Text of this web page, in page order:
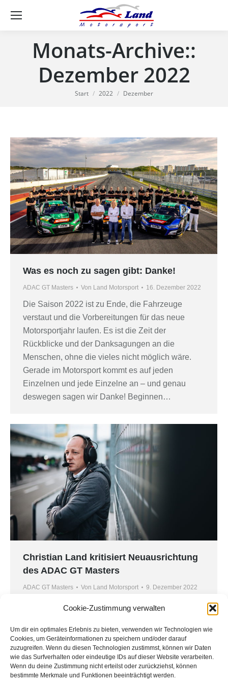
Cookie-Zustimmung verwalten
Um dir ein optimales Erlebnis zu bieten, verwenden wir Technologien wie
Cookies, um Geräteinformationen zu speichern und/oder darauf
zuzugreifen. Wenn du diesen Technologien zustimmst, können wir Daten
wie das Surfverhalten oder eindeutige IDs auf dieser Website verarbeiten.
Wenn du deine Zustimmung nicht erteilst oder zurückziehst, können
bestimmte Merkmale und Funktionen beeinträchtigt werden.
Monats-Archive::
Dezember 2022
Sie befinden sich hier:
Start 2022 Dezember
Was es noch zu sagen gibt: Danke!
ADAC GT Masters Von Land Motorsport 16. Dezember 2022
Die Saison 2022 ist zu Ende, die Fahrzeuge
verstaut und die Vorbereitungen für das neue
Motorsportjahr laufen. Es ist die Zeit der
Rückblicke und der Danksagungen an die
Menschen, ohne die vieles nicht möglich wäre.
Gerade im Motorsport kommt es auf jeden
Einzelnen und jede Einzelne an – und genau
deswegen sagen wir Danke! Beginnen…
Christian Land kritisiert Neuausrichtung
des ADAC GT Masters
ADAC GT Masters Von Land Motorsport 9. Dezember 2022
Im Rahmen seiner Pressekonferenz am 8.
Änderungen in der deutschen
Motorsportlandschaft bekannt. Nach der
Übernahme der Markenrechte an der DTM wird
das ADAC GT Masters – unter dem Namen „DTM